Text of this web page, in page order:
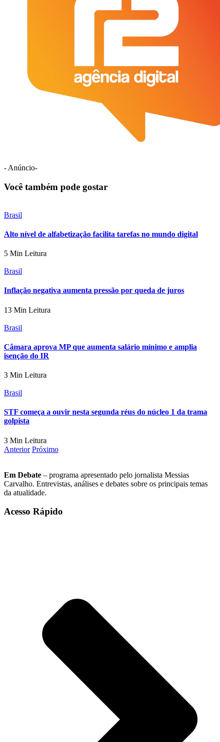
- Anúncio-
Você também pode gostar
Brasil
Alto nível de alfabetização facilita tarefas no mundo digital
5 Min Leitura
Brasil
Inflação negativa aumenta pressão por queda de juros
13 Min Leitura
Brasil
Câmara aprova MP que aumenta salário mínimo e amplia
isenção do IR
3 Min Leitura
Brasil
STF começa a ouvir nesta segunda réus do núcleo 1 da trama
golpista
3 Min Leitura
Anterior Próximo
Em Debate – programa apresentado pelo jornalista Messias
Carvalho. Entrevistas, análises e debates sobre os principais temas
da atualidade.
Acesso Rápido